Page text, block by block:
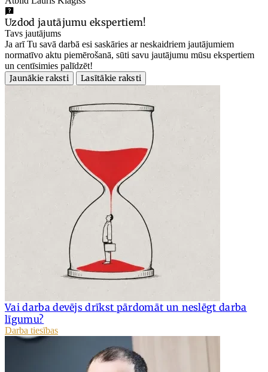
Uzdod jautājumu ekspertiem!
Tavs jautājums
Ja arī Tu savā darbā esi saskāries ar neskaidriem jautājumiem
normatīvo aktu piemērošanā, sūti savu jautājumu mūsu ekspertiem
un centīsimies palīdzēt!
Jaunākie raksti
Lasītākie raksti
Vai darba devējs drīkst pārdomāt un neslēgt darba
līgumu?
Darba tiesības